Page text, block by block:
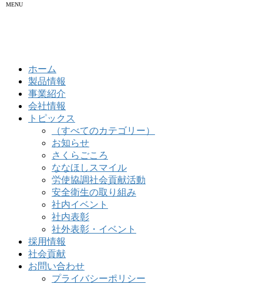
MENU
ホーム
製品情報
事業紹介
会社情報
トピックス
（すべてのカテゴリー）
お知らせ
さくらごころ
ななほしスマイル
労使協調社会貢献活動
安全衛生の取り組み
社内イベント
社内表彰
社外表彰・イベント
採用情報
社会貢献
お問い合わせ
プライバシーポリシー